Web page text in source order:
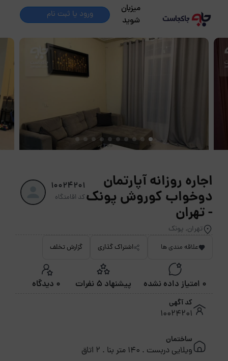
میزبان
شوید
ورود یا ثبت نام
اجاره روزانه آپارتمان
دوخواب کوروش پونک
- تهران
تهران, پونک
10024201
کد اقامتگاه
علاقه مندی ها اشتراک گذاری گزارش تخلف
0 امتیاز داده نشده پیشنهاد 5 نفرات 0 دیدگاه
کد آگهی
10024201
ساختمان
ویلایی دربست . 140 متر بنا . 2 اتاق